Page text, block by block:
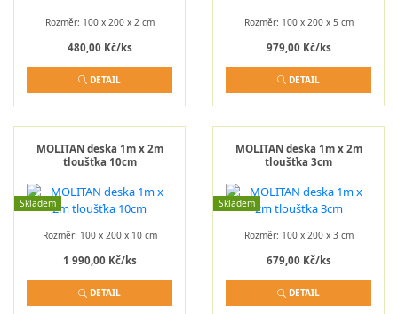
Rozměr: 100 x 200 x 2 cm
480,00 Kč/ks
DETAIL
Rozměr: 100 x 200 x 5 cm
979,00 Kč/ks
DETAIL
MOLITAN deska 1m x 2m
tloušťka 10cm
Skladem
Rozměr: 100 x 200 x 10 cm
1 990,00 Kč/ks
DETAIL
MOLITAN deska 1m x 2m
tloušťka 3cm
Skladem
Rozměr: 100 x 200 x 3 cm
679,00 Kč/ks
DETAIL